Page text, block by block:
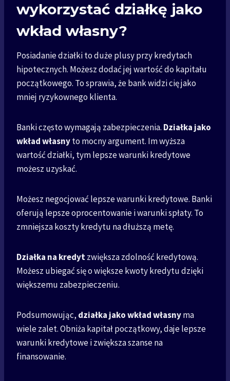
wykorzystać działkę jako
wkład własny?
Posiadanie działki to duże plusy przy kredytach
hipotecznych. Możesz dodać jej wartość do kapitału
początkowego. To sprawia, że bank widzi cię jako
mniej ryzykownego klienta.
Banki często wymagają zabezpieczenia. Działka jako
wkład własnyto mocny argument. Im wyższa
wartość działki, tym lepsze warunki kredytowe
możesz uzyskać.
Możesz negocjować lepsze warunki kredytowe. Banki
oferują lepsze oprocentowanie i warunki spłaty. To
zmniejsza koszty kredytu na dłuższą metę.
Działka na kredytzwiększa zdolność kredytową.
Możesz ubiegać się o większe kwoty kredytu dzięki
większemu zabezpieczeniu.
Podsumowując, działka jako wkład własnyma
wiele zalet. Obniża kapitał początkowy, daje lepsze
warunki kredytowe i zwiększa szanse na
finansowanie.